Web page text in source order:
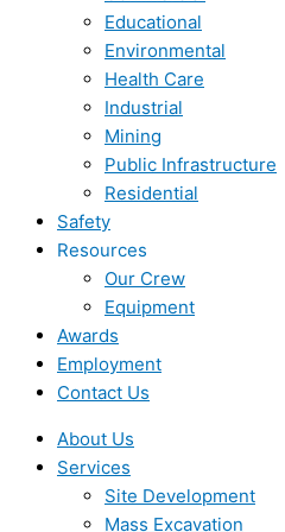
Educational
Environmental
Health Care
Industrial
Mining
Public Infrastructure
Residential
Safety
Resources
Our Crew
Equipment
Awards
Employment
Contact Us
About Us
Services
Site Development
Mass Excavation